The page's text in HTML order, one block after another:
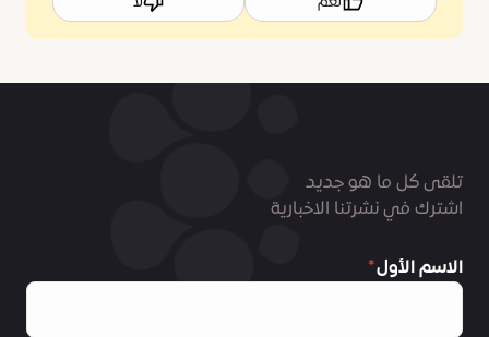
تلقى كل ما هو جديد
اشترك في نشرتنا الاخبارية
الاسم الأول